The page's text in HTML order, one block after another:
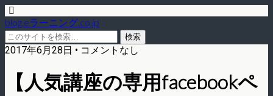
blog.eラーニング.co.jp
2017年6月28日 • コメントなし
【人気講座の専用facebookペ